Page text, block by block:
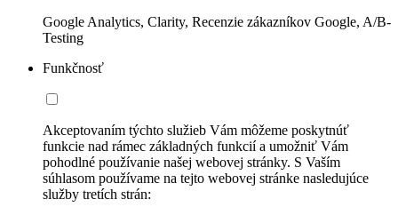
Google Analytics, Clarity, Recenzie zákazníkov Google, A/B-
Testing
Funkčnosť
Akceptovaním týchto služieb Vám môžeme poskytnúť
funkcie nad rámec základných funkcií a umožniť Vám
pohodlné používanie našej webovej stránky. S Vaším
súhlasom používame na tejto webovej stránke nasledujúce
služby tretích strán: